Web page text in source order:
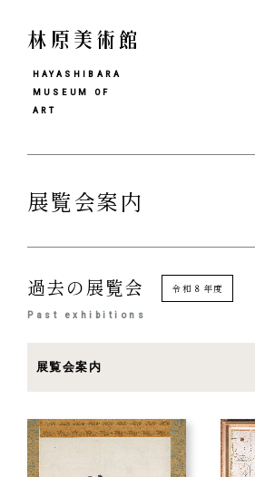
HAYASHIBARA
MUSEUM OF
ART
展覧会案内
過去の展覧会 令和８年度
Past exhibitions
展覧会案内